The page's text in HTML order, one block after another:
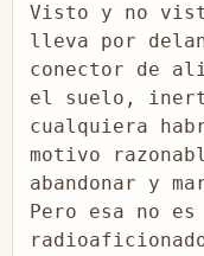
Visto y no
lleva por
conector de
el suelo,
cualquiera
motivo
abandonar y
Pero esa no